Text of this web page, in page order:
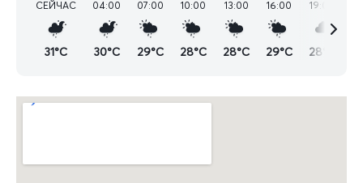
СЕЙЧАС
31°C
04:00
30°C
07:00
29°C
10:00
28°C
13:00
28°C
16:00
29°C
19:00
28°C